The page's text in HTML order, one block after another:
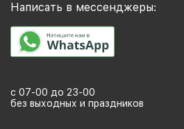
Написать в мессенджеры:
с 07-00 до 23-00
без выходных и праздников